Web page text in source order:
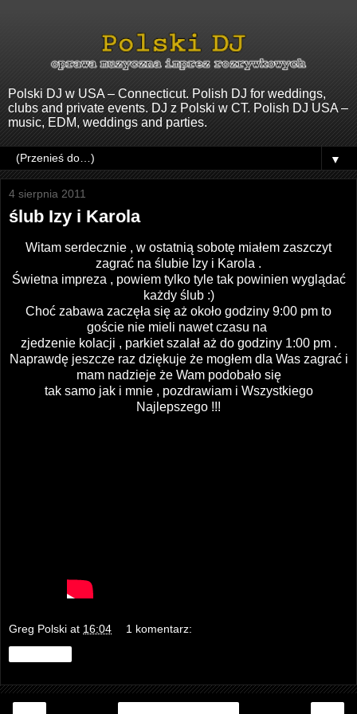
Polski DJ w USA – Connecticut. Polish DJ for weddings,
clubs and private events. DJ z Polski w CT. Polish DJ USA –
music, EDM, weddings and parties.
▼
4 sierpnia 2011
ślub Izy i Karola
Witam serdecznie , w ostatnią sobotę miałem zaszczyt
zagrać na ślubie Izy i Karola .
Świetna impreza , powiem tylko tyle tak powinien wyglądać
każdy ślub :)
Choć zabawa zaczęła się aż około godziny 9:00 pm to
goście nie mieli nawet czasu na
zjedzenie kolacji , parkiet szalał aż do godziny 1:00 pm .
Naprawdę jeszcze raz dziękuje że mogłem dla Was zagrać i
mam nadzieje że Wam podobało się
tak samo jak i mnie , pozdrawiam i Wszystkiego
Najlepszego !!!
Greg Polski at 16:04 1 komentarz: